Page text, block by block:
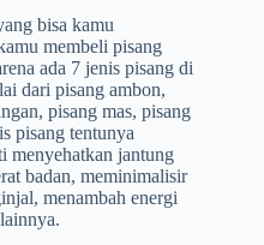
bisa kamu
membeli pisang
ada 7 jenis pisang di
dari pisang ambon,
pisang mas, pisang
pisang tentunya
menyehatkan jantung
badan, meminimalisir
menambah energi